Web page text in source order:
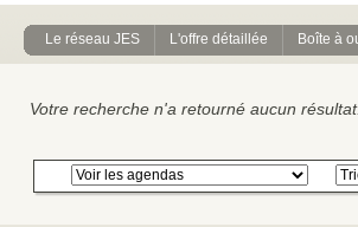
Le réseau JES L'offre détaillée Boîte à
Votre recherche n'a retourné aucun